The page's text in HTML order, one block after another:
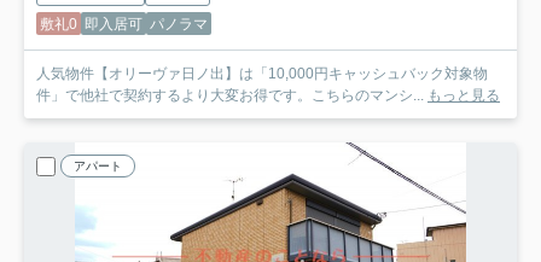
敷礼0 即入居可 パノラマ
人気物件【オリーヴァ日ノ出】は「10,000円キャッシュバック対象物
件」で他社で契約するより大変お得です。こちらのマンシ...
もっと見る
アパート